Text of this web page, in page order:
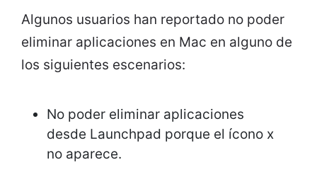
Algunos usuarios han reportado no poder
eliminar aplicaciones en Mac en alguno de
los siguientes escenarios:
No poder eliminar aplicaciones
desde Launchpad porque el ícono x
no aparece.